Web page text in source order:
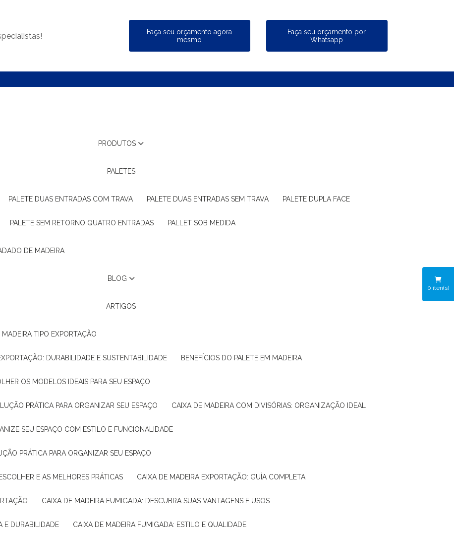
Faça seu orçamento agora
mesmo
Faça seu orçamento por
Whatsapp
PRODUTOS
PALETES
PALETE DUAS ENTRADAS COM TRAVA PALETE DUAS ENTRADAS SEM TRAVA PALETE DUPLA FACE
PALETE SEM RETORNO QUATRO ENTRADAS PALLET SOB MEDIDA
DE MADEIRA
BLOG
ARTIGOS
TIPO EXPORTAÇÃO
DURABILIDADE E SUSTENTABILIDADE BENEFÍCIOS DO PALETE EM MADEIRA
OS MODELOS IDEAIS PARA SEU ESPAÇO
PRÁTICA PARA ORGANIZAR SEU ESPAÇO CAIXA DE MADEIRA COM DIVISÓRIAS: ORGANIZAÇÃO IDEAL
SEU ESPAÇO COM ESTILO E FUNCIONALIDADE
PRÁTICA PARA ORGANIZAR SEU ESPAÇO
E AS MELHORES PRÁTICAS CAIXA DE MADEIRA EXPORTAÇÃO: GUÍA COMPLETA
CAIXA DE MADEIRA FUMIGADA: DESCUBRA SUAS VANTAGENS E USOS
E DURABILIDADE CAIXA DE MADEIRA FUMIGADA: ESTILO E QUALIDADE
0 iten(s)